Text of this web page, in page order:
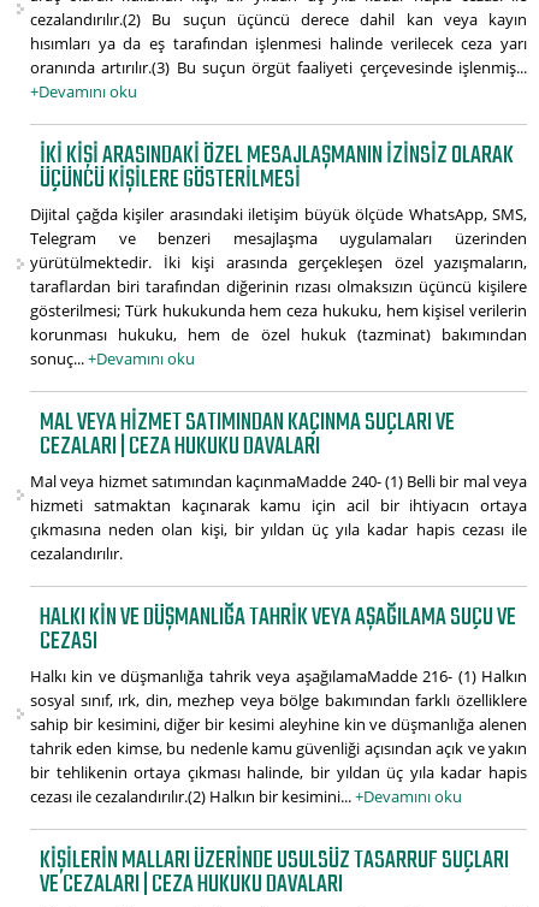
cezalandırılır.(2) Bu suçun üçüncü derece dahil kan veya kayın
hısımları ya da eş tarafından işlenmesi halinde verilecek ceza yarı
oranında artırılır.(3) Bu suçun örgüt faaliyeti çerçevesinde işlenmiş...
+Devamını oku
İKI KIŞI ARASINDAKI ÖZEL MESAJLAŞMANIN İZINSIZ OLARAK
ÜÇÜNCÜ KIŞILERE GÖSTERILMESI
Dijital çağda kişiler arasındaki iletişim büyük ölçüde WhatsApp, SMS,
Telegram ve benzeri mesajlaşma uygulamaları üzerinden
yürütülmektedir. İki kişi arasında gerçekleşen özel yazışmaların,
taraflardan biri tarafından diğerinin rızası olmaksızın üçüncü kişilere
gösterilmesi; Türk hukukunda hem ceza hukuku, hem kişisel verilerin
korunması hukuku, hem de özel hukuk (tazminat) bakımından
sonuç...+Devamını oku
MAL VEYA HIZMET SATIMINDAN KAÇINMA SUÇLARI VE
CEZALARI | CEZA HUKUKU DAVALARI
Mal veya hizmet satımından kaçınmaMadde 240- (1) Belli bir mal veya
hizmeti satmaktan kaçınarak kamu için acil bir ihtiyacın ortaya
çıkmasına neden olan kişi, bir yıldan üç yıla kadar hapis cezası ile
cezalandırılır.
HALKI KIN VE DÜŞMANLIĞA TAHRIK VEYA AŞAĞILAMA SUÇU VE
CEZASI
Halkı kin ve düşmanlığa tahrik veya aşağılamaMadde 216- (1) Halkın
sosyal sınıf, ırk, din, mezhep veya bölge bakımından farklı özelliklere
sahip bir kesimini, diğer bir kesimi aleyhine kin ve düşmanlığa alenen
tahrik eden kimse, bu nedenle kamu güvenliği açısından açık ve yakın
bir tehlikenin ortaya çıkması halinde, bir yıldan üç yıla kadar hapis
cezası ile cezalandırılır.(2) Halkın bir kesimini...+Devamını oku
KIŞILERIN MALLARI ÜZERINDE USULSÜZ TASARRUF SUÇLARI
VE CEZALARI | CEZA HUKUKU DAVALARI